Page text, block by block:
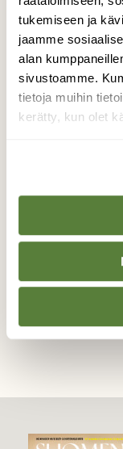
tukemiseen ja
jaamme
alan
sivustoamme.
tietoja muihin
kerätty, kun olet
jolloin
sammakoita.
olivat